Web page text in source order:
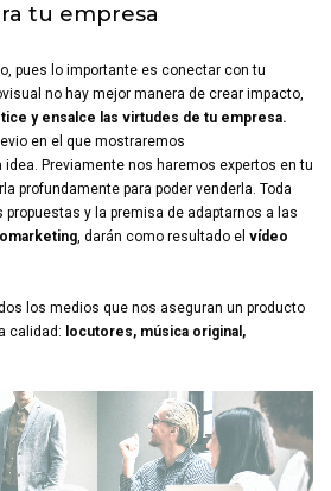
tu empresa
pues lo importante es conectar con tu
no hay mejor manera de crear impacto,
y ensalce las virtudes de tu empresa.
en el que mostraremos
Previamente nos haremos expertos en tu
profundamente para poder venderla. Toda
y la premisa de adaptarnos a las
, darán como resultado el vídeo
los medios que nos aseguran un producto
calidad: locutores, música original,